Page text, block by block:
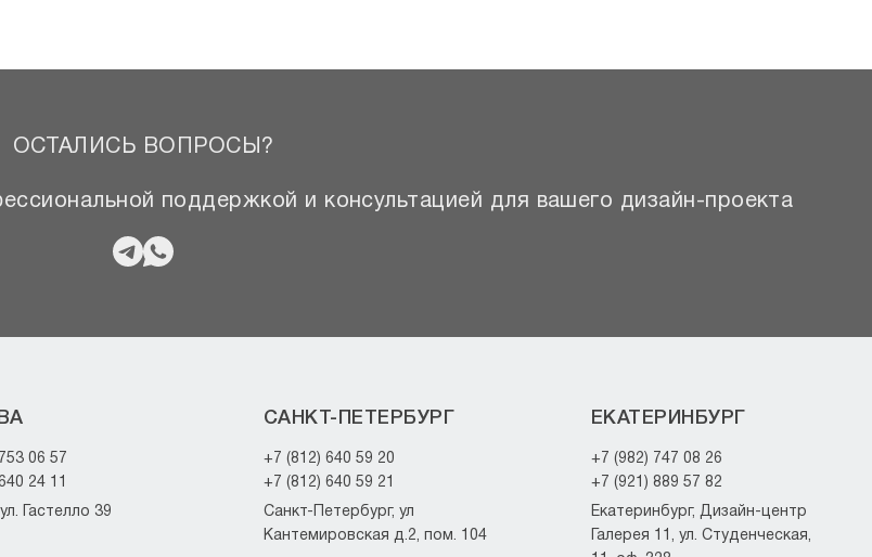
ОСТАЛИСЬ ВОПРОСЫ?
поддержкой и консультацией для вашего дизайн-проекта
06 57
24 11
Гастелло 39
САНКТ-ПЕТЕРБУРГ
+7 (812) 640 59 20
+7 (812) 640 59 21
Санкт-Петербург, ул
Кантемировская д.2, пом. 104
ЕКАТЕРИНБУРГ
+7 (982) 747 08 26
+7 (921) 889 57 82
Екатеринбург, Дизайн-центр
Галерея 11, ул. Студенческая,